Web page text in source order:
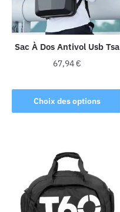
Sac À Dos Antivol Usb Tsa
67,94€
Choix des options
produit
a
Les
options
peuvent
être